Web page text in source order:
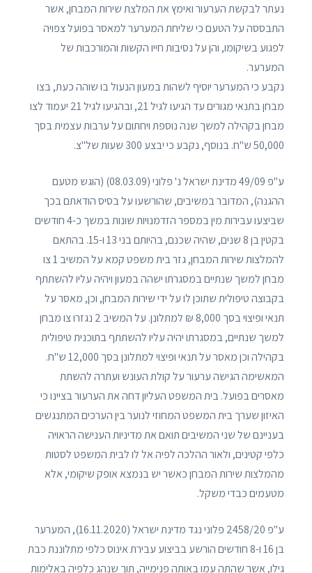
נעתר לבקשת הערעור ואימץ את המלצת שירות המבחן, אשר
התבססה על הטעם כי שליחת המערער למאסר בפועל צפויה
לפגוע בשיקומו, והן על נסיבות חייו הקשות והמורכבות של
המערער.
נקבע כי המערער יוסיף לשהות במעון הנעול בו שוהה כעת, בצו
מבחן בתנאי מגורים עד הגיעו לגיל 21, ובהגיעו לגיל 21 יעמוד לצו
מבחן בקהילה למשך שנה נוספת ויחתום על ערבות עצמית בסך
50,000 ש"ח. בנוסף, נקבע כי יבצע 300 שעות של"צ.
ע"פ 49/09 מדינת ישראל נ' פלוני (08.03.09) (הוגש מטעם
ההגנה), המדובר במשיבים, שהורשעו על בסיס הודאתם בכך
שביצעו עבירות מין במספר הזדמנויות שונות במשך כ-4 חודשים
בקטין בן 8 שנים, שהיה שכנם, בהיותם בני 13 ו-15. בהתאם
להמלצות שירות המבחן, גזר בית משפט קמא על המשיב 1 צו
מבחן למשך שנתיים במסגרתו ישהה במעון ויהיה עליו להשתתף
בקבוצה טיפולית שתוכן לו על ידי שירות המבחן, וכן, מאסר על
תנאי ופיצוי בסך 8,000 ₪ למתלונן. על המשיב 2 נגזרו צו מבחן
למשך שנתיים, במסגרתו יהיה עליו להשתתף בתוכנית טיפולית
בקהילה וכן מאסר על תנאי ופיצוי למתלונן בסך 12,000 ש"ח.
המאשימה הגישה ערעור על קולת העונש ועתרה להשתת
מאסרים בפועל. בית המשפט העליון דחה את הערעור בציינו כי
האיזון שערך בית המשפט המחוזי לנוער בין הערכים המתנגשים
בעניינם של שני המשיבים תואם את מדיניות הענישה הראויה
כלפי קטינים, ולאור ההלכה לפיה אל לו לבית המשפט לסטות
מהמלצות שירות המבחן כאשר יש בנמצא אופק שיקומי, אלא
מטעמים כבדי משקל.
ע"פ 2458/20 פלוני נגד מדינת ישראל (‏16.11.2020), המערער
בן 16 ו-8 חודשים הורשע בביצוע עבירת אינוס כלפי מתלוננת כבת
גילו, אשר שהתה עמו באותה פנימייה, תוך שנהג כלפיה באלימות